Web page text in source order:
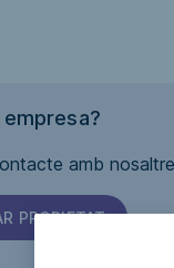
amb
PROPIETAT